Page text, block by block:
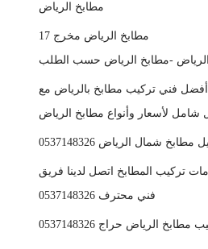
مطابخ الرياض
مطابخ الرياض مخرج 17
-مطابخ الرياض حسب الطلب
فني تركيب مطابخ بالرياض مع
شامل لأسعار وأنواع مطابخ الرياض
مطابخ شمال الرياض 0537148326
تركيب المطابخ اتصل لدينا فريق
فني محترف 0537148326
مطابخ الرياض حراج 0537148326